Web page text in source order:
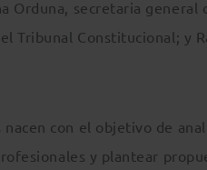
Orduna, secretaria general
Tribunal Constitucional; y
con el objetivo de
y plantear